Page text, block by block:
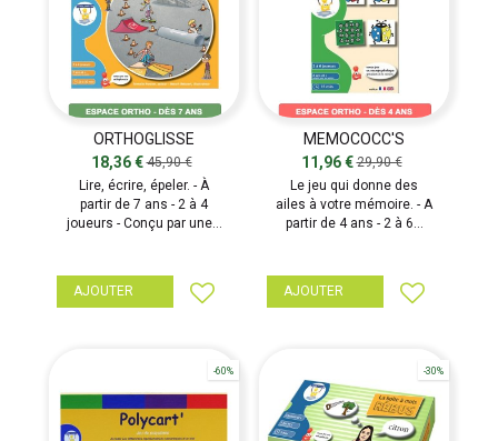
ORTHOGLISSE
18,36 €45,90 €
Lire, écrire, épeler. - À
partir de 7 ans - 2 à 4
joueurs - Conçu par une...
AJOUTER
MEMOCOCC'S
11,96 €29,90 €
Le jeu qui donne des
ailes à votre mémoire. - A
partir de 4 ans - 2 à 6...
AJOUTER
-60% -30%